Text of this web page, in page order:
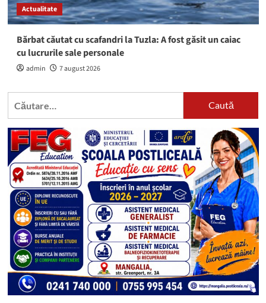
Actualitate
Bărbat căutat cu scafandri la Tuzla: A fost găsit un caiac
cu lucrurile sale personale
admin 7 august 2026